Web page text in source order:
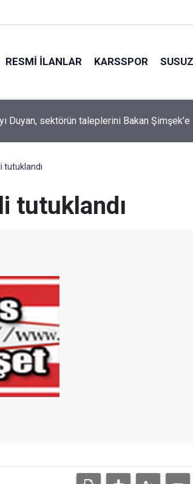
RESMI İLANLAR KARSSPOR
Duyan, sektörün taleplerini Bakan
tutuklandı
tutuklandı